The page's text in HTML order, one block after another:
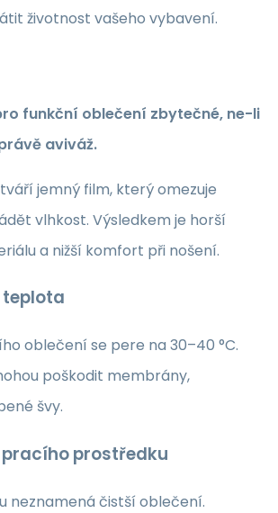
životnost vašeho vybavení.
funkční oblečení zbytečné, ne-li
aviváž.
jemný film, který omezuje
vlhkost. Výsledkem je horší
a nižší komfort při nošení.
teplota
oblečení se pere na 30–40 °C.
poškodit membrány,
švy.
prostředku
neznamená čistší oblečení.